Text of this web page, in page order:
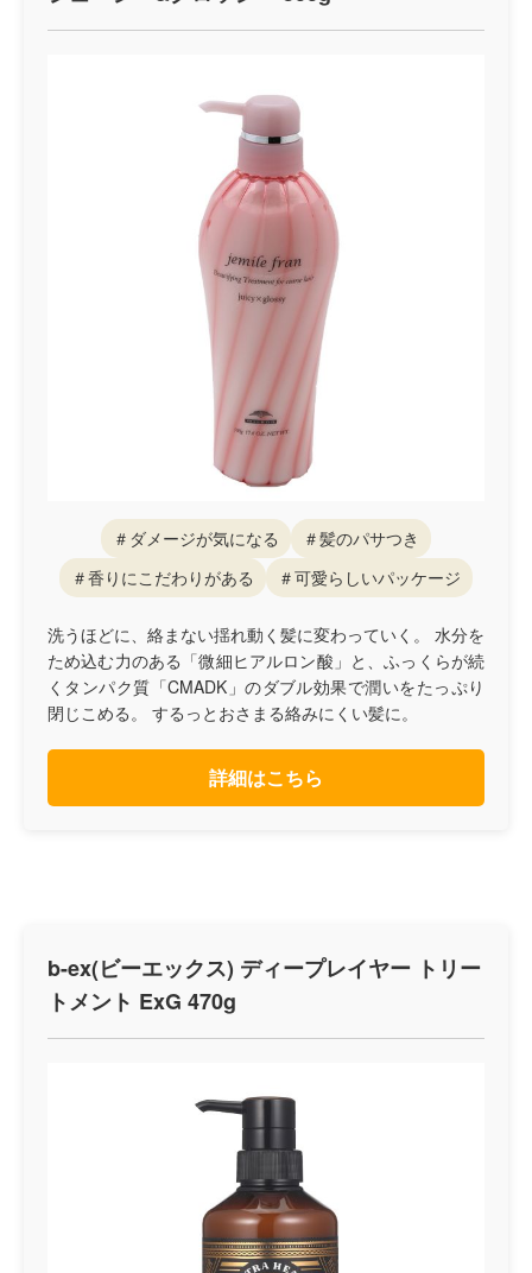
＃ダメージが気になる
＃髪のパサつき
＃香りにこだわりがある
＃可愛らしいパッケージ
洗うほどに、絡まない揺れ動く髪に変わっていく。 水分を
ため込む力のある「微細ヒアルロン酸」と、ふっくらが続
くタンパク質「CMADK」のダブル効果で潤いをたっぷり
閉じこめる。 するっとおさまる絡みにくい髪に。
詳細はこちら
b-ex(ビーエックス) ディープレイヤー トリー
トメント ExG 470g